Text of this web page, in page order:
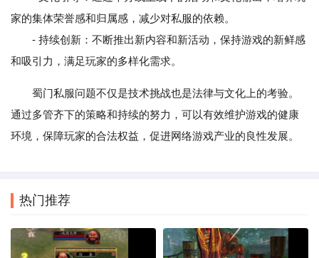
家的集体荣誉感和归属感，减少对私服的依赖。
- 持续创新：不断推出新内容和新活动，保持游戏的新鲜感
和吸引力，满足玩家的多样化需求。
蜀门私服问题不仅是技术挑战也是法律与文化上的考验。
通过多管齐下的策略和持续的努力，可以有效维护游戏的健康
环境，保障玩家的合法权益，促进网络游戏产业的良性发展。
热门推荐